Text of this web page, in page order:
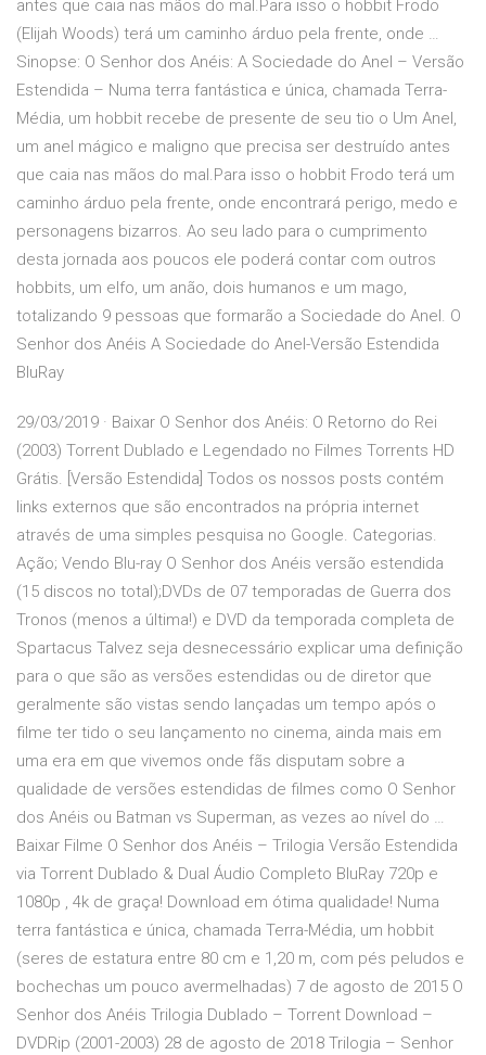
antes que caia nas mãos do mal.Para isso o hobbit Frodo
(Elijah Woods) terá um caminho árduo pela frente, onde …
Sinopse: O Senhor dos Anéis: A Sociedade do Anel – Versão
Estendida – Numa terra fantástica e única, chamada Terra-
Média, um hobbit recebe de presente de seu tio o Um Anel,
um anel mágico e maligno que precisa ser destruído antes
que caia nas mãos do mal.Para isso o hobbit Frodo terá um
caminho árduo pela frente, onde encontrará perigo, medo e
personagens bizarros. Ao seu lado para o cumprimento
desta jornada aos poucos ele poderá contar com outros
hobbits, um elfo, um anão, dois humanos e um mago,
totalizando 9 pessoas que formarão a Sociedade do Anel. O
Senhor dos Anéis A Sociedade do Anel-Versão Estendida
BluRay
29/03/2019 · Baixar O Senhor dos Anéis: O Retorno do Rei
(2003) Torrent Dublado e Legendado no Filmes Torrents HD
Grátis. [Versão Estendida] Todos os nossos posts contém
links externos que são encontrados na própria internet
através de uma simples pesquisa no Google. Categorias.
Ação; Vendo Blu-ray O Senhor dos Anéis versão estendida
(15 discos no total);DVDs de 07 temporadas de Guerra dos
Tronos (menos a última!) e DVD da temporada completa de
Spartacus Talvez seja desnecessário explicar uma definição
para o que são as versões estendidas ou de diretor que
geralmente são vistas sendo lançadas um tempo após o
filme ter tido o seu lançamento no cinema, ainda mais em
uma era em que vivemos onde fãs disputam sobre a
qualidade de versões estendidas de filmes como O Senhor
dos Anéis ou Batman vs Superman, as vezes ao nível do …
Baixar Filme O Senhor dos Anéis – Trilogia Versão Estendida
via Torrent Dublado & Dual Áudio Completo BluRay 720p e
1080p , 4k de graça! Download em ótima qualidade! Numa
terra fantástica e única, chamada Terra-Média, um hobbit
(seres de estatura entre 80 cm e 1,20 m, com pés peludos e
bochechas um pouco avermelhadas) 7 de agosto de 2015 O
Senhor dos Anéis Trilogia Dublado – Torrent Download –
DVDRip (2001-2003) 28 de agosto de 2018 Trilogia – Senhor